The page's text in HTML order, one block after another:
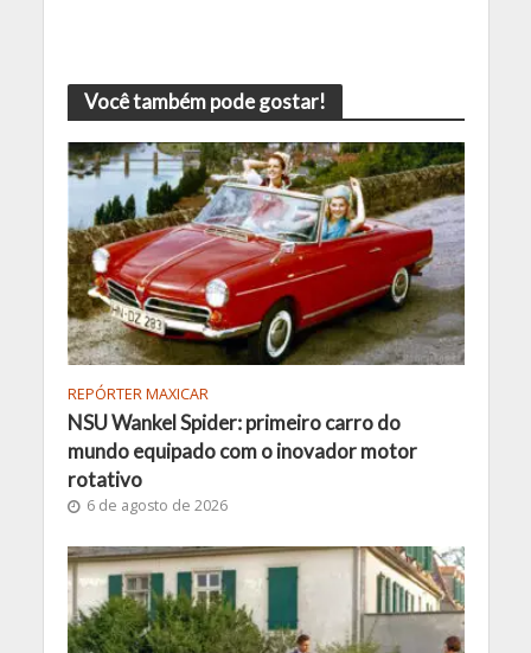
Você também pode gostar!
REPÓRTER MAXICAR
NSU Wankel Spider: primeiro carro do
mundo equipado com o inovador motor
rotativo
6 de agosto de 2026